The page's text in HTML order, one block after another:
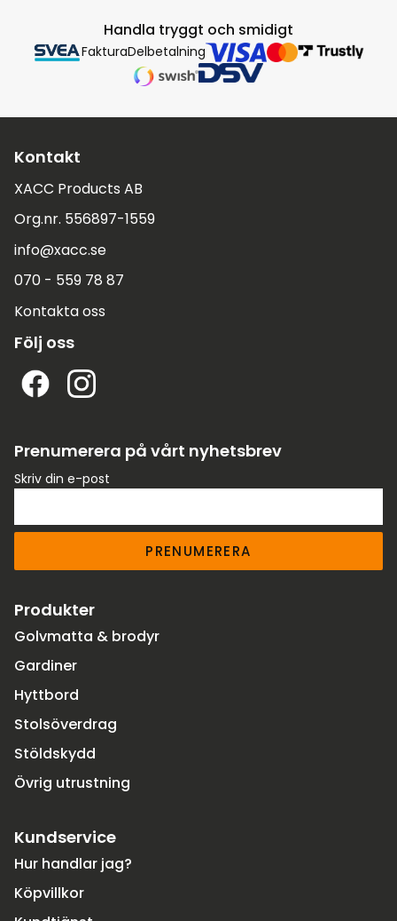
Handla tryggt och smidigt
FakturaDelbetalning
Kontakt
XACC Products AB
Org.nr. 556897-1559
info@xacc.se
070 - 559 78 87
Kontakta oss
Följ oss
Prenumerera på vårt nyhetsbrev
Skriv din e-post
PRENUMERERA
Produkter
Golvmatta & brodyr
Gardiner
Hyttbord
Stolsöverdrag
Stöldskydd
Övrig utrustning
Kundservice
Hur handlar jag?
Köpvillkor